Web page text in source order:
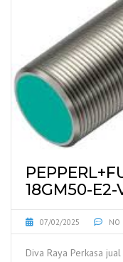
18GM50-E2-
07/02/2025 NO
Diva Raya Perkasa jual